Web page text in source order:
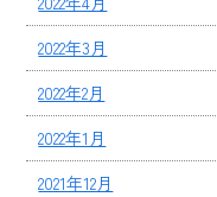
2022年3月
2022年2月
2022年1月
2021年12月